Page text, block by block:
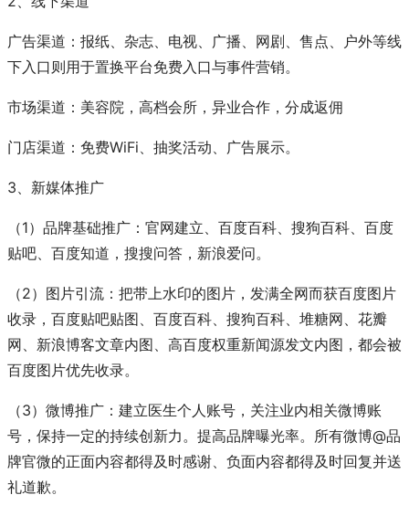
广告渠道：报纸、杂志、电视、广播、网剧、售点、户外等线
下入口则用于置换平台免费入口与事件营销。
市场渠道：美容院，高档会所，异业合作，分成返佣
门店渠道：免费WiFi、抽奖活动、广告展示。
3、新媒体推广
（1）品牌基础推广：官网建立、百度百科、搜狗百科、百度
贴吧、百度知道，搜搜问答，新浪爱问。
（2）图片引流：把带上水印的图片，发满全网而获百度图片
收录，百度贴吧贴图、百度百科、搜狗百科、堆糖网、花瓣
网、新浪博客文章内图、高百度权重新闻源发文内图，都会被
百度图片优先收录。
（3）微博推广：建立医生个人账号，关注业内相关微博账
号，保持一定的持续创新力。提高品牌曝光率。所有微博@品
牌官微的正面内容都得及时感谢、负面内容都得及时回复并送
礼道歉。